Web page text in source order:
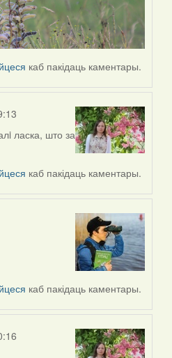
каб пакідаць каментары.
ласка, што за
каб пакідаць каментары.
каб пакідаць каментары.